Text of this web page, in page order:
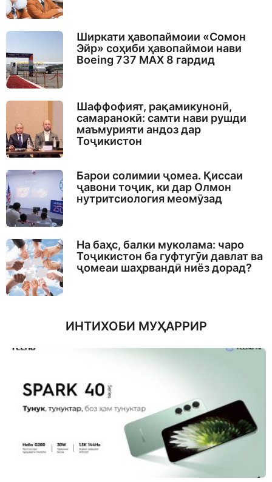
Ширкати ҳавопаймоии «Сомон
Эйр» соҳиби ҳавопаймои нави
Boeing 737 MAX 8 гардид
Шаффофият, рақамикунонӣ,
самаранокӣ: самти нави рушди
маъмурияти андоз дар
Тоҷикистон
Барои солимии ҷомеа. Қиссаи
ҷавони тоҷик, ки дар Олмон
нутритсиология меомӯзад
На баҳс, балки муколама: чаро
Тоҷикистон ба гуфтугӯи давлат ва
ҷомеаи шаҳрвандӣ ниёз дорад?
ИНТИХОБИ МУҲАРРИР